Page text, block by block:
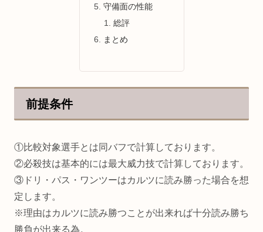
守備面の性能
総評
まとめ
前提条件
①比較対象選手とは同バフで計算しております。
②必殺技は基本的には最大威力技で計算しております。
③ドリ・パス・ワンツーはカルツに読み勝った場合を想
定します。
※理由はカルツに読み勝つことが出来れば十分読み勝ち
勝負が出来る為。